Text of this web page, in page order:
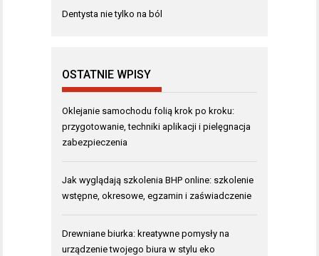
Dentysta nie tylko na ból
OSTATNIE WPISY
Oklejanie samochodu folią krok po kroku:
przygotowanie, techniki aplikacji i pielęgnacja
zabezpieczenia
Jak wyglądają szkolenia BHP online: szkolenie
wstępne, okresowe, egzamin i zaświadczenie
Drewniane biurka: kreatywne pomysły na
urządzenie twojego biura w stylu eko